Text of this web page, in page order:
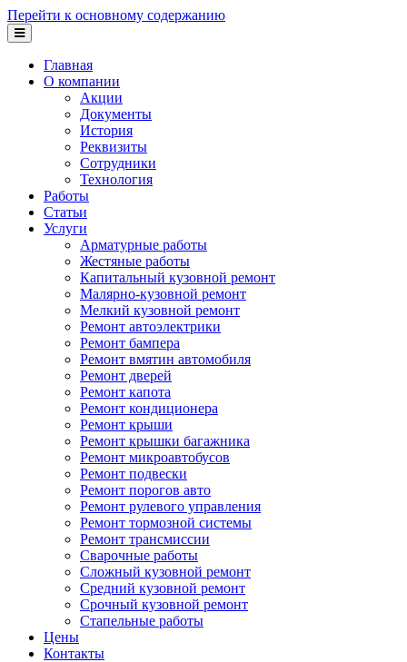
Перейти к основному содержанию
Главная
О компании
Акции
Документы
История
Реквизиты
Сотрудники
Технология
Работы
Статьи
Услуги
Арматурные работы
Жестяные работы
Капитальный кузовной ремонт
Малярно-кузовной ремонт
Мелкий кузовной ремонт
Ремонт автоэлектрики
Ремонт бампера
Ремонт вмятин автомобиля
Ремонт дверей
Ремонт капота
Ремонт кондиционера
Ремонт крыши
Ремонт крышки багажника
Ремонт микроавтобусов
Ремонт подвески
Ремонт порогов авто
Ремонт рулевого управления
Ремонт тормозной системы
Ремонт трансмиссии
Сварочные работы
Сложный кузовной ремонт
Средний кузовной ремонт
Срочный кузовной ремонт
Стапельные работы
Цены
Контакты